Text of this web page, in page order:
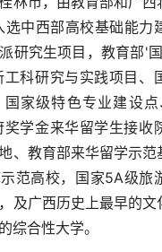
选中西部高校基础能力
研究生项目，教育部'
科研究与实践项目、
国家级特色专业建设
学金来华留学生接收
、教育部来华留学示
范高校，国家5A级旅
及广西历史上最早的
综合性大学。